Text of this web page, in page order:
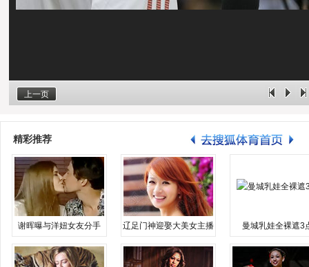
上一页
精彩推荐
谢晖曝与洋妞女友分手 辽足门神迎娶大美女主播 曼城乳娃全裸遮3